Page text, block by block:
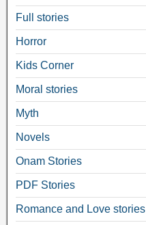
Full stories
Horror
Kids Corner
Moral stories
Myth
Novels
Onam Stories
PDF Stories
Romance and Love stories